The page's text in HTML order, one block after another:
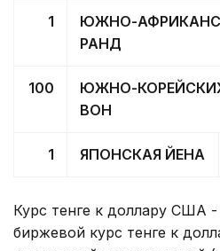
1
ЮЖНО-
РАНД
100
ЮЖНО-
ВОН
1 ЯПОНСКАЯ ЙЕНА
Курс тенге к доллару США
биржевой курс тенге к